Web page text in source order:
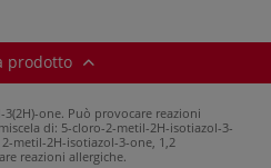
prodotto
one. Può provocare reazioni
di: 5-cloro-2-metil-2H-isotiazol-3-
metil-2H-isotiazol-3-one, 1,2
reazioni allergiche.